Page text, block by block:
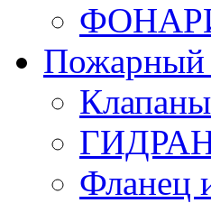
ФОНАРИ
Пожарный
Фланец